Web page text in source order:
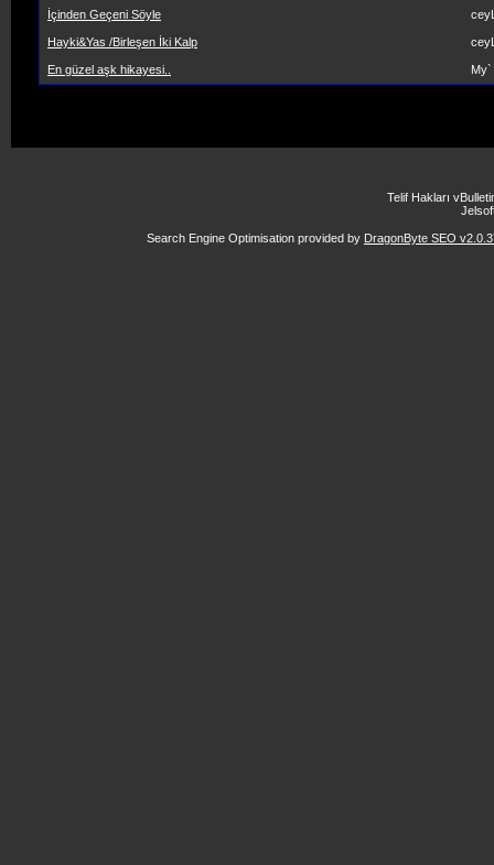
İçinden Geçeni Söyle
Hayki&Yas /Birleşen İki Kalp
En güzel aşk hikayesi.. My`
Telif Hakları
Search Engine Optimisation provided by DragonByte SEO